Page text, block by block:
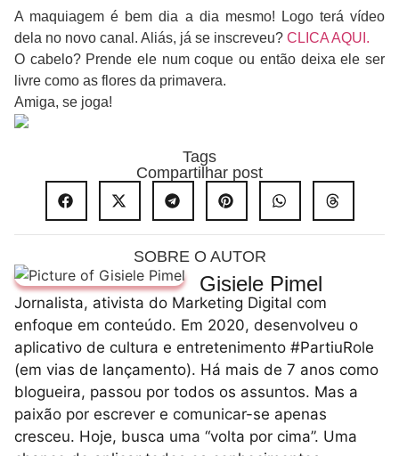
A maquiagem é bem dia a dia mesmo! Logo terá vídeo
dela no novo canal. Aliás, já se inscreveu? CLICA AQUI.
O cabelo? Prende ele num coque ou então deixa ele ser
livre como as flores da primavera.
Amiga, se joga!
Tags
Compartilhar post
SOBRE O AUTOR
Gisiele Pimel
Jornalista, ativista do Marketing Digital com
enfoque em conteúdo. Em 2020, desenvolveu o
aplicativo de cultura e entretenimento #PartiuRole
(em vias de lançamento). Há mais de 7 anos como
blogueira, passou por todos os assuntos. Mas a
paixão por escrever e comunicar-se apenas
cresceu. Hoje, busca uma “volta por cima”. Uma